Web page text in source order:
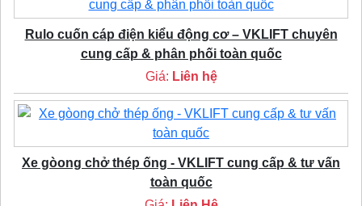
Rulo cuốn cáp điện kiểu động cơ – VKLIFT chuyên
cung cấp & phân phối toàn quốc
Giá: Liên hệ
Xe gòong chở thép ống - VKLIFT cung cấp & tư vấn
toàn quốc